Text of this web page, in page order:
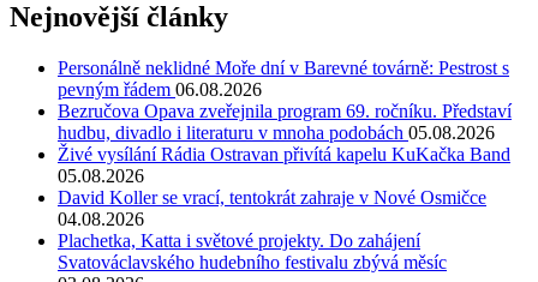
Nejnovější články
Personálně neklidné Moře dní v Barevné továrně: Pestrost s
pevným řádem 06.08.2026
Bezručova Opava zveřejnila program 69. ročníku. Představí
hudbu, divadlo i literaturu v mnoha podobách 05.08.2026
Živé vysílání Rádia Ostravan přivítá kapelu KuKačka Band
05.08.2026
David Koller se vrací, tentokrát zahraje v Nové Osmičce
04.08.2026
Plachetka, Katta i světové projekty. Do zahájení
Svatováclavského hudebního festivalu zbývá měsíc